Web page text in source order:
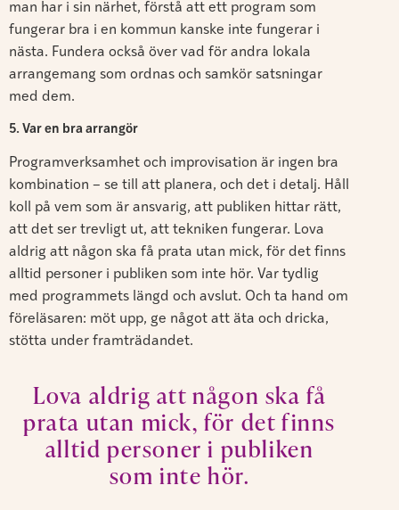
man har i sin närhet, förstå att ett program som
fungerar bra i en kommun kanske inte fungerar i
nästa. Fundera också över vad för andra lokala
arrangemang som ordnas och samkör satsningar
med dem.
5. Var en bra arrangör
Programverksamhet och improvisation är ingen bra
kombination – se till att planera, och det i detalj. Håll
koll på vem som är ansvarig, att publiken hittar rätt,
att det ser trevligt ut, att tekniken fungerar. Lova
aldrig att någon ska få prata utan mick, för det finns
alltid personer i publiken som inte hör. Var tydlig
med programmets längd och avslut. Och ta hand om
föreläsaren: möt upp, ge något att äta och dricka,
stötta under framträdandet.
Lova aldrig att någon ska få
prata utan mick, för det finns
alltid personer i publiken
som inte hör.